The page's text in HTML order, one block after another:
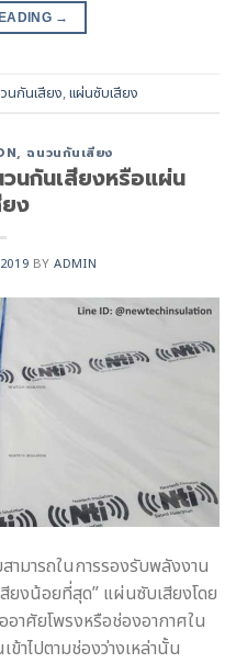
→
นกันเสียง,แผ่นซับเสียง
, ฉนวนกันเสียง
นกันเสียงหรือแผ่น
ง
BYADMIN
ามารถในการรองรับพลังงาน
ยงน้อยที่สุด” แผ่นซับเสียงโดย
าศัยโพรงหรือช่องอากาศใน
ข้าไปตามช่องว่างเหล่านั้น